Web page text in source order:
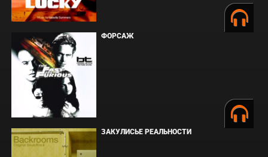
ФОРСАЖ
ЗАКУЛИСЬЕ РЕАЛЬНОСТИ